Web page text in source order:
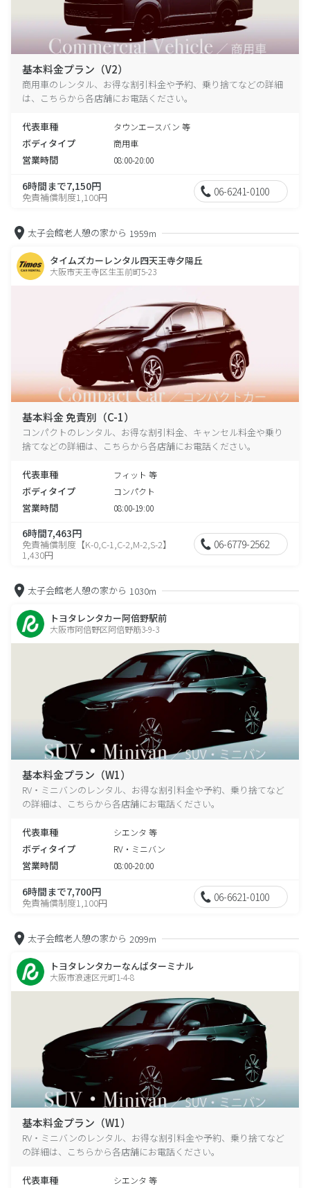
基本料金プラン（V2）
商用車のレンタル、お得な割引料金や予約、乗り捨てなどの詳細
は、こちらから各店舗にお電話ください。
代表車種 タウンエースバン 等
ボディタイプ 商用車
営業時間 08:00-20:00
6時間まで7,150円
免責補償制度1,100円 06-6241-0100
太子会館老人憩の家から 1959m
タイムズカーレンタル四天王寺夕陽丘
大阪市天王寺区生玉前町5-23
基本料金 免責別（C-1）
コンパクトのレンタル、お得な割引料金、キャンセル料金や乗り
捨てなどの詳細は、こちらから各店舗にお電話ください。
代表車種 フィット 等
ボディタイプ コンパクト
営業時間 08:00-19:00
6時間7,463円
免責補償制度【K-0,C-1,C-2,M-2,S-2】
1,430円
06-6779-2562
太子会館老人憩の家から 1030m
トヨタレンタカー阿倍野駅前
大阪市阿倍野区阿倍野筋3-9-3
基本料金プラン（W1）
RV・ミニバンのレンタル、お得な割引料金や予約、乗り捨てなど
の詳細は、こちらから各店舗にお電話ください。
代表車種 シエンタ 等
ボディタイプ RV・ミニバン
営業時間 08:00-20:00
6時間まで7,700円
免責補償制度1,100円 06-6621-0100
太子会館老人憩の家から 2099m
トヨタレンタカーなんばターミナル
大阪市浪速区元町1-4-8
基本料金プラン（W1）
RV・ミニバンのレンタル、お得な割引料金や予約、乗り捨てなど
の詳細は、こちらから各店舗にお電話ください。
代表車種 シエンタ 等